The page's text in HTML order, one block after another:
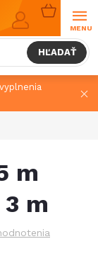
HĽADAŤ
KOŠÍK
m
m